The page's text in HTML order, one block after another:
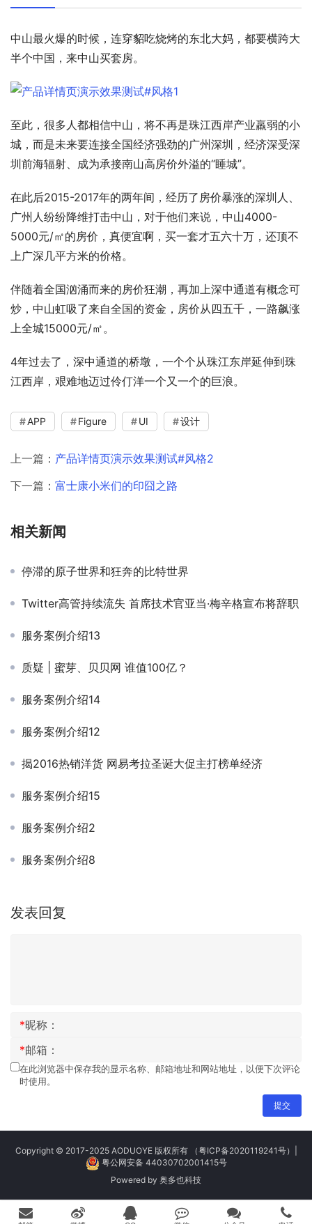
中山最火爆的时候，连穿貂吃烧烤的东北大妈，都要横跨大
半个中国，来中山买套房。
至此，很多人都相信中山，将不再是珠江西岸产业羸弱的小
城，而是未来要连接全国经济强劲的广州深圳，经济深受深
圳前海辐射、成为承接南山高房价外溢的“睡城”。
在此后2015-2017年的两年间，经历了房价暴涨的深圳人、
广州人纷纷降维打击中山，对于他们来说，中山4000-
5000元/㎡的房价，真便宜啊，买一套才五六十万，还顶不
上广深几平方米的价格。
伴随着全国汹涌而来的房价狂潮，再加上深中通道有概念可
炒，中山虹吸了来自全国的资金，房价从四五千，一路飙涨
上全城15000元/㎡。
4年过去了，深中通道的桥墩，一个个从珠江东岸延伸到珠
江西岸，艰难地迈过伶仃洋一个又一个的巨浪。
APP Figure UI 设计
上一篇： 产品详情页演示效果测试#风格2
下一篇： 富士康小米们的印囧之路
相关新闻
停滞的原子世界和狂奔的比特世界
Twitter高管持续流失 首席技术官亚当·梅辛格宣布将辞职
服务案例介绍13
质疑 | 蜜芽、贝贝网 谁值100亿？
服务案例介绍14
服务案例介绍12
揭2016热销洋货 网易考拉圣诞大促主打榜单经济
服务案例介绍15
服务案例介绍2
服务案例介绍8
发表回复
*昵称：
*邮箱：
在此浏览器中保存我的显示名称、邮箱地址和网站地址，以便下次评论
时使用。
提交
Copyright © 2017-2025 AODUOYE 版权所有 （粤ICP备2020119241号）
粤公网安备 44030702001415号
Powered by 奥多也科技